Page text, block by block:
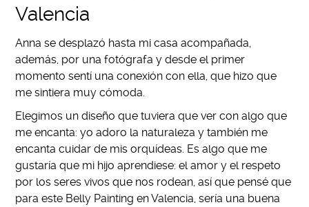
Valencia
Anna se desplazó hasta mi casa acompañada,
además, por una fotógrafa y desde el primer
momento sentí una conexión con ella, que hizo que
me sintiera muy cómoda.
Elegimos un diseño que tuviera que ver con algo que
me encanta: yo adoro la naturaleza y también me
encanta cuidar de mis orquídeas. Es algo que me
gustaría que mi hijo aprendiese: el amor y el respeto
por los seres vivos que nos rodean, así que pensé que
para este Belly Painting en Valencia, sería una buena